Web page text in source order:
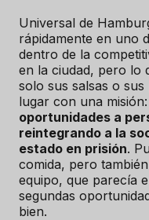
Universal de
rápidamente en uno
dentro de la
en la ciudad, pero lo
solo sus salsas o
lugar con una misión:
oportunidades a
reintegrando a la
estado en prisión.
comida, pero
equipo, que parecía
segundas
bien.